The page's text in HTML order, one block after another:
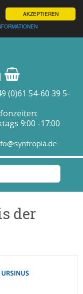
AKZEPTIEREN
|
(0)61 54-60 39 5-
9:00 -17:00
der